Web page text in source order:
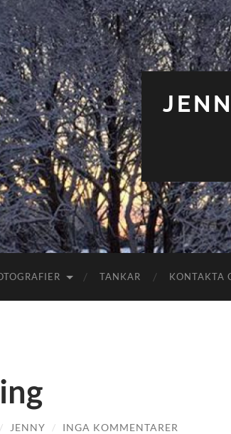
TANKAR KONTAKTA
/ JENNY / INGA KOMMENTARER